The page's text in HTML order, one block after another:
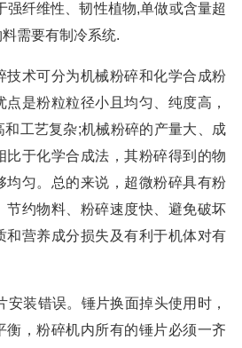
强纤维性、韧性植物,单做或含量超
需要有制冷系统.
术可分为机械粉碎和化学合成粉
是粉粒粒径小且均匀、纯度高，
工艺复杂;机械粉碎的产量大、成
比于化学合成法，其粉碎得到的物
均匀。总的来说，超微粉碎具有粉
节约物料、粉碎速度快、避免破坏
和营养成分损失及有利于机体对有
装错误。锤片换面掉头使用时，
衡，粉碎机内所有的锤片必须一齐